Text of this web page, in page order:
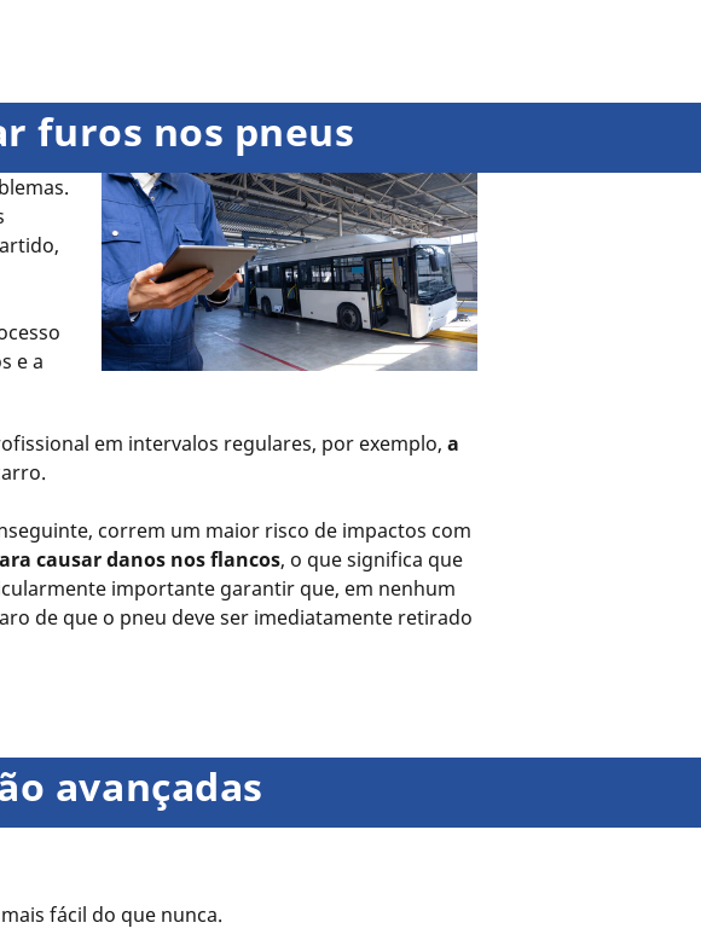
furos nos pneus
e a
em intervalos regulares, por exemplo, a
correm um maior risco de impactos com
causar danos nos flancos, o que significa que
importante garantir que, em nenhum
de que o pneu deve ser imediatamente retirado
avançadas
fácil do que nunca.